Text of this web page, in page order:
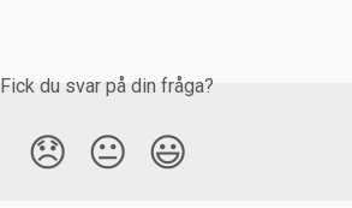
Fick du svar på din fråga?
😞 😐 😃